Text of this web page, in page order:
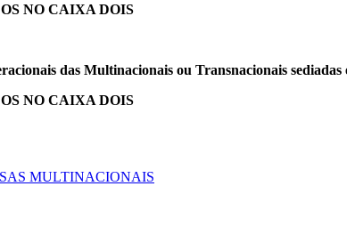
NO CAIXA DOIS
das Multinacionais ou Transnacionais sediadas
NO CAIXA DOIS
MULTINACIONAIS